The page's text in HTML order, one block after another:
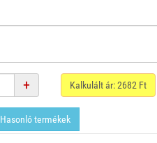
+ Kalkulált ár:2682 Ft
Hasonló termékek